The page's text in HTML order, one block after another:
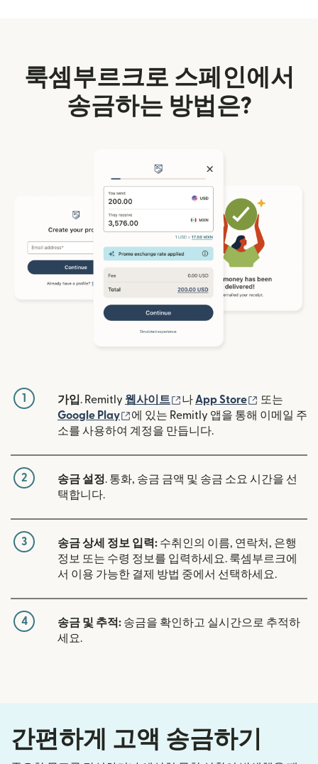
룩셈부르크로 스페인에서
송금하는 방법은?
1 가입. Remitly 웹사이트 (새 창에서 열림)
나 App Store (새 창에서
또는
Google Play
(새 창에서 열림)
에 있는 Remitly 앱을 통해 이메일 주
소를 사용하여 계정을 만듭니다.
2 송금 설정. 통화, 송금 금액 및 송금 소요 시간을 선
택합니다.
3 송금 상세 정보 입력: 수취인의 이름, 연락처, 은행
정보 또는 수령 정보를 입력하세요. 룩셈부르크에
서 이용 가능한 결제 방법 중에서 선택하세요.
4 송금 및 추적: 송금을 확인하고 실시간으로 추적하
세요.
간편하게 고액 송금하기